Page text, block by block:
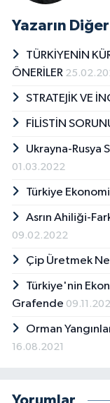
Yazarın Diğer
TÜRKİYENİN
ÖNERİLER
STRATEJİK VE
FİLİSTİN
Ukrayna-Rusya
01.03.2022
Türkiye
Asrın Ahiliği-
09.02.2022
Çip Üretmek
Türkiye'nin
Grafende
Orman
16.08.2021